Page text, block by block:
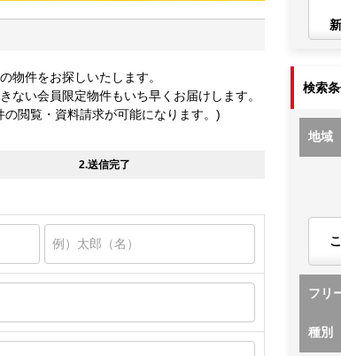
物件をお探しいたします。
ない会員限定物件もいち早くお届けします。
閲覧・資料請求が可能になります。)
2.送信完了
検索
地域
フリ
種別